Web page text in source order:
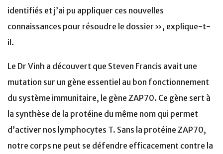
identifiés et j’ai pu appliquer ces nouvelles
connaissances pour résoudre le dossier », explique-t-
il.
Le Dr Vinh a découvert que Steven Francis avait une
mutation sur un gène essentiel au bon fonctionnement
du système immunitaire, le gène ZAP70. Ce gène sert à
la synthèse de la protéine du même nom qui permet
d’activer nos lymphocytes T. Sans la protéine ZAP70,
notre corps ne peut se défendre efficacement contre la